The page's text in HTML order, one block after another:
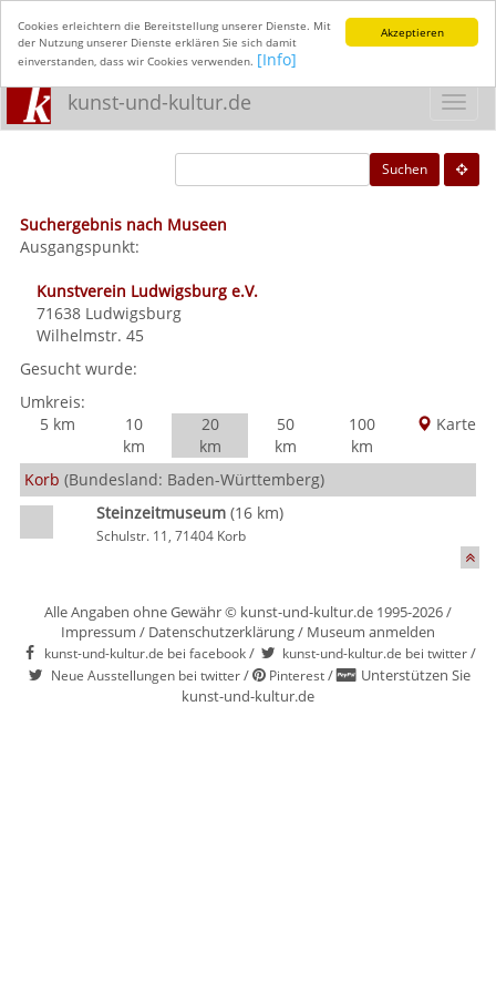
Akzeptieren
Cookies erleichtern die Bereitstellung unserer Dienste. Mit
der Nutzung unserer Dienste erklären Sie sich damit
einverstanden, dass wir Cookies verwenden. [Info]
kunst-und-kultur.de
Suchen
Suchergebnis nach Museen
Ausgangspunkt:
Kunstverein Ludwigsburg e.V.
71638 Ludwigsburg
Wilhelmstr. 45
Gesucht wurde:
Umkreis:
5 km
10
km
20
km
50
km
100
km
Karte
Korb (Bundesland: Baden-Württemberg)
Steinzeitmuseum(16 km)
Schulstr. 11, 71404 Korb
Alle Angaben ohne Gewähr © kunst-und-kultur.de 1995-2026 /
Impressum / Datenschutzerklärung/ Museum anmelden
kunst-und-kultur.de bei facebook/ kunst-und-kultur.de bei twitter/
Neue Ausstellungen bei twitter/ Pinterest/
Unterstützen Sie
kunst-und-kultur.de